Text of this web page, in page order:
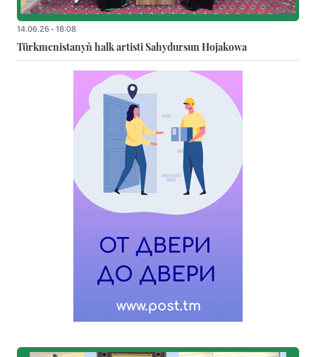
14.06.26 - 18:08
Türkmenistanyň halk artisti Sahydursun Hojakowa